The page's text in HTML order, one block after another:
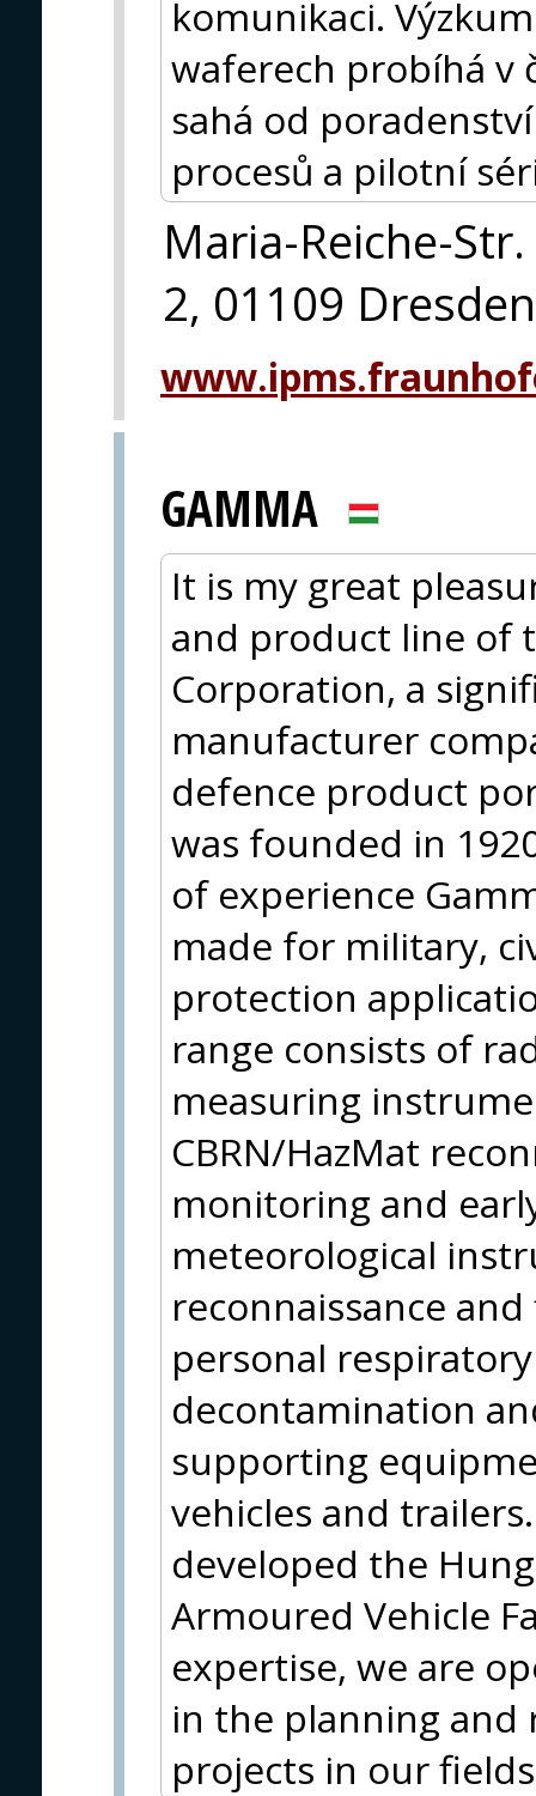
komunikaci.
waferech probíhá v
sahá od
procesů a pilotní
Maria-Reiche-Str.
2, 01109 Dresden
GAMMA
It is my great
and product line of
Corporation, a
manufacturer
defence product
was founded in
of experience
made for military,
protection
range consists of
measuring
CBRN/HazMat
monitoring and
meteorological
reconnaissance
personal
decontamination
supporting
vehicles and
developed the
Armoured Vehicle
expertise, we are
in the planning and
projects in our